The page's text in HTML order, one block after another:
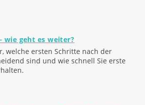
wie geht es weiter?
welche ersten Schritte nach der
sind und wie schnell Sie erste